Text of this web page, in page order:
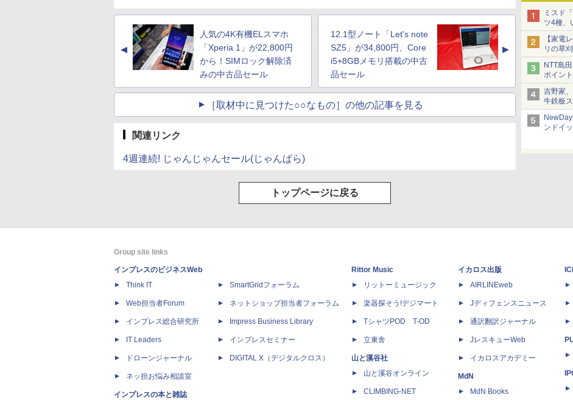
ミスド
ツ4種、
【家電
リの草
NTT島
ポイン
吉野家
牛鉄板
ンドイ
▲
人気の4K有機ELスマホ
「Xperia 1」が22,800円
から！SIMロック解除済
みの中古品セール
12.1型ノート「Let's note
SZ5」が34,800円、Core
i5+8GBメモリ搭載の中古
品セール
▲
［取材中に見つけた○○なもの］の他の記事を見る
関連リンク
4週連続! じゃんじゃんセール(じゃんぱら)
トップページに戻る
Group site links
インプレスのビジネスWeb
Think IT
Web担当者Forum
インプレス総合研究所
IT Leaders
ドローンジャーナル
ネッ担お悩み相談室
インプレスの本と雑誌
SmartGridフォーラム
ネットショップ担当者フォーラム
Impress Business Library
インプレスセミナー
DIGITAL X（デジタルクロス）
Rittor Music
リットーミュージック
楽器探そう!デジマート
TシャツPOD T-OD
立東舎
山と溪谷社
山と溪谷オンライン
CLIMBING-NET
イカロス出版
AIRLINEweb
Jディフェンスニュース
通訳翻訳ジャーナル
JレスキューWeb
イカロスアカデミー
MdN
MdN Books